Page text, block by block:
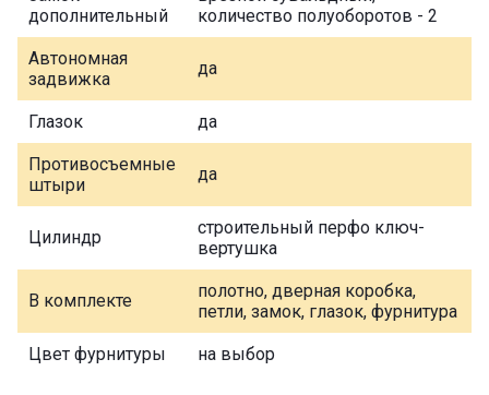
дополнительный
количество полуоборотов - 2
Автономная
задвижка
да
Глазок да
Противосъемные
штыри
да
Цилиндр
строительный перфо ключ-
вертушка
В комплекте
полотно, дверная коробка,
петли, замок, глазок, фурнитура
Цвет фурнитуры на выбор